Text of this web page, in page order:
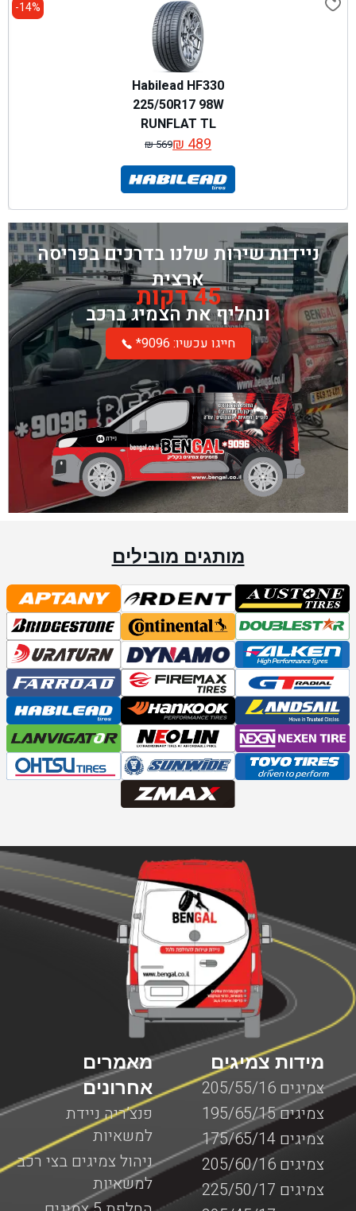
14%-
Habilead HF330
225/50R17 98W
RUNFLAT TL
₪569
המחיר
המקורי
היה:
₪ 569.
₪489 המחיר
הנוכחי
הוא:
₪ 489.
ניידות שירות שלנו בדרכים בפריסה
ארצית
45 דקות
ונחליף את הצמיג ברכב
*חייגו עכשיו: 9096
מותגים מובילים
מאמרים
אחרונים
פנצ’ריה ניידת
למשאיות
ניהול צמיגים בצי רכב
למשאיות
מידות צמיגים
צמיגים 205/55/16
צמיגים 195/65/15
צמיגים 175/65/14
צמיגים 205/60/16
צמיגים 225/50/17